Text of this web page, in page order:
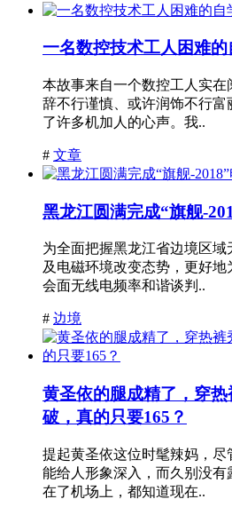
一名数控技术工人困难
本故事来自一个数控工人实
辞不行谨慎、或许润饰不行
了许多机加人的心声。我..
# 文章
黑龙江圆满完成“旗舰-
为全面把握黑龙江省边境区
及电磁环境改变态势，更好
会面无线电频率和谐谈判..
# 边境
黄圣依的腿成精了，穿
破，真的只要165？
提起黄圣依这位时髦辣妈，
能给人形象深入，而久别没
在了机场上，都知道现在..